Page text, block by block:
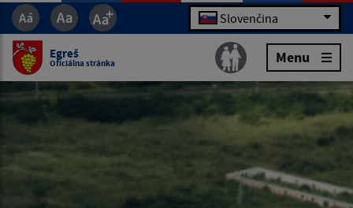
Slovenčina
Egreš
Oficiálna stránka Menu